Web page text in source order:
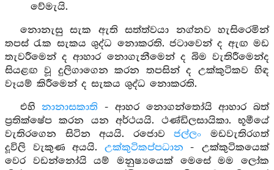
වේමැයි.
නොනැසු සැක ඇති සත්ත්වයා නග්නව හැසිරෙමින්
තපස් රැක සැකය ශුද්ධ නොකරති. ජටාවෙන් ද ඇඟ මඩ
තැවරීමෙන් ද ආහාර නොගැනීමෙන් ද බිම වැතිරීමෙන්ද
සියළඟ වූ දුලිගාගෙන කරන තපසින් ද උක්කුටිකව හිඳ
වෑයම් කිරීමෙන් ද සැකය ශුද්ධ නොකරති.
එහිනානාසකාති - ආහර නොගන්තෝයි ආහාර බත්
ප්‍රතික්ෂේප කරන යන අර්ථයයි. ථණ්ඩිලසායිකා. භූමීයේ
වැතිරගෙන සිටින අයයි. රජොවජල්ලං මඩවැතිරගත්
දූවිලි වැකුණ අයයි. උක්කුටිකප්පධාන - උක්කුටිකයෙක්
වෙර වඩන්නෝයි යම් මනුෂ්‍යයෙක් මෙසේ මම ලෝක